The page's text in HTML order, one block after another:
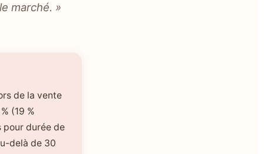
marché. »
de la vente
(19 %
pour durée de
delà de 30